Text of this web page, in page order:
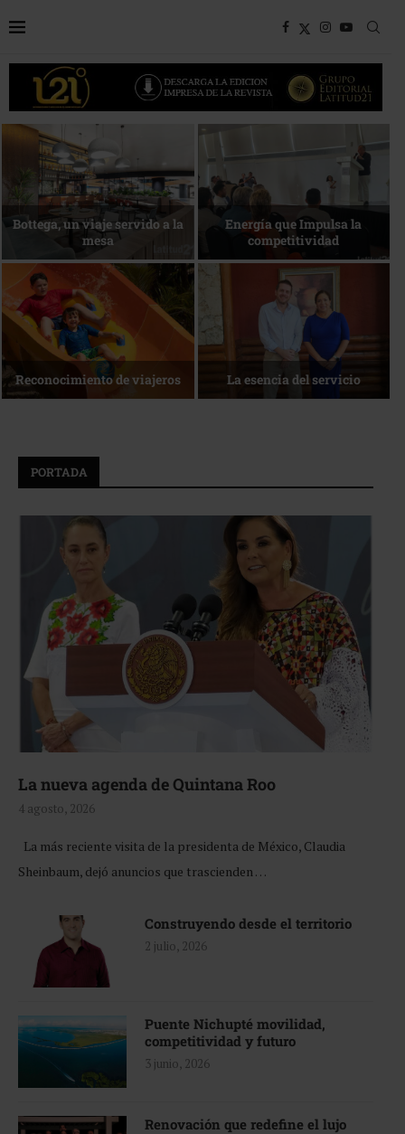
Bottega, un viaje servido a la
mesa
Energía que Impulsa la
competitividad
Reconocimiento de viajeros La esencia del servicio
PORTADA
La nueva agenda de Quintana Roo
4 agosto, 2026
La más reciente visita de la presidenta de México, Claudia
Sheinbaum, dejó anuncios que trascienden …
Construyendo desde el territorio
2 julio, 2026
Puente Nichupté movilidad,
competitividad y futuro
3 junio, 2026
Renovación que redefine el lujo